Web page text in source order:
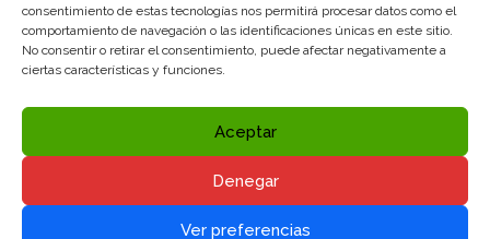
consentimiento de estas tecnologías nos permitirá procesar datos como el
comportamiento de navegación o las identificaciones únicas en este sitio.
No consentir o retirar el consentimiento, puede afectar negativamente a
ciertas características y funciones.
Aceptar
Denegar
Ver preferencias
INGENIOOS VALENCIA
CERCA ALICANTE
Condiciones legales
Política de Privacidad y Aviso Legal
Política de Cookies